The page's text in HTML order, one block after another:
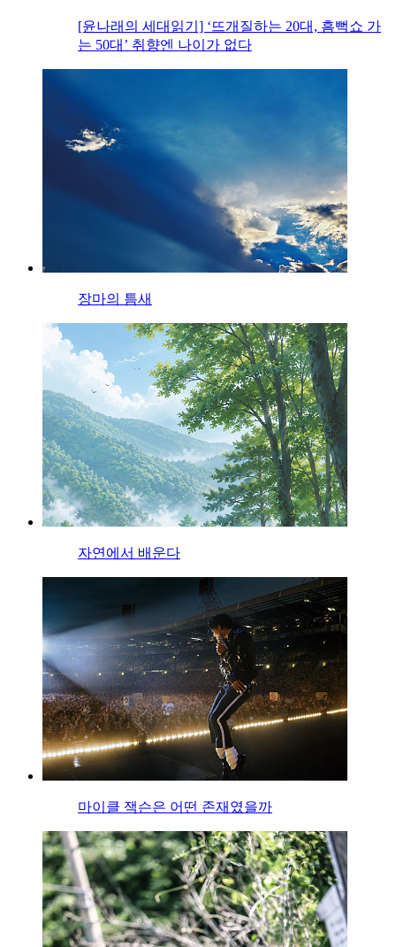
[윤나래의 세대읽기] ‘뜨개질하는 20대, 흠뻑쇼 가
는 50대’ 취향엔 나이가 없다
장마의 틈새
자연에서 배운다
마이클 잭슨은 어떤 존재였을까